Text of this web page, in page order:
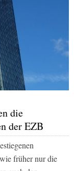
die
der EZB
früher nur die